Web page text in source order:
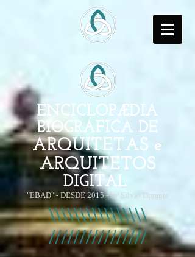
ENCICLOPÆDIA
BIOGRÁFICA DE
ARQUITETAS e
ARQUITETOS
DIGITAL
"EBAD" - DESDE 2015 - by Silvio Durante